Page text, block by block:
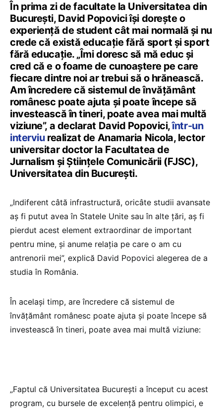
În prima zi de facultate la Universitatea din
București, David Popovici își dorește o
experiență de student cât mai normală și nu
crede că există educație fără sport și sport
fără educație. „Îmi doresc să mă educ și
cred că e o foame de cunoaștere pe care
fiecare dintre noi ar trebui să o hrănească.
Am încredere că sistemul de învățământ
românesc poate ajuta și poate începe să
investească în tineri, poate avea mai multă
viziune”, a declarat David Popovici,într-un
interviurealizat de Anamaria Nicola, lector
universitar doctor la Facultatea de
Jurnalism și Științele Comunicării (FJSC),
Universitatea din București.
„Indiferent câtă infrastructură, oricâte studii avansate
aș fi putut avea în Statele Unite sau în alte țări, aș fi
pierdut acest element extraordinar de important
pentru mine, și anume relația pe care o am cu
antrenorii mei”, explică David Popovici alegerea de a
studia în România.
În același timp, are încredere că sistemul de
învățământ românesc poate ajuta și poate începe să
investească în tineri, poate avea mai multă viziune:
„Faptul că Universitatea București a început cu acest
program, cu bursele de excelență pentru olimpici, e